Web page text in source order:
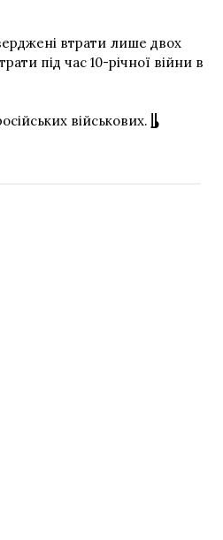
втрати лише двох
під час 10-річної війни в
військових.